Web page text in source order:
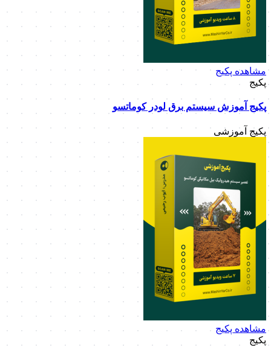
مشاهده پکیج
پکیج
پکیج آموزش سیستم برق لودر کوماتسو
پکیج آموزشی
مشاهده پکیج
پکیج